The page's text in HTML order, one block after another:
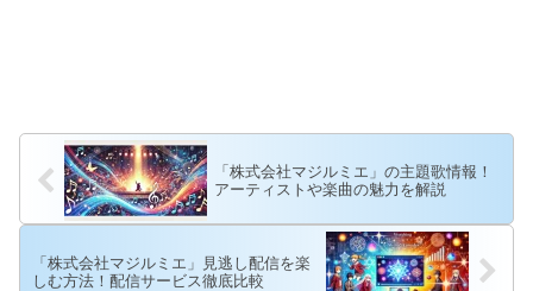
「株式会社マジルミエ」の主題歌情報！
アーティストや楽曲の魅力を解説
「株式会社マジルミエ」見逃し配信を楽
しむ方法！配信サービス徹底比較